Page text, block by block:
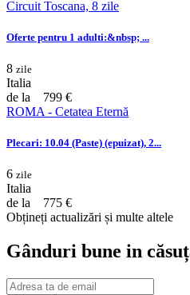
Circuit Toscana, 8 zile
Oferte pentru 1 adulti:&nbsp; ...
8 zile
Italia
de la 799 €
ROMA - Cetatea Eternă
Plecari: 10.04 (Paste) (epuizat), 2...
6 zile
Italia
de la 775 €
Obțineți actualizări și multe altele
Gânduri bune in